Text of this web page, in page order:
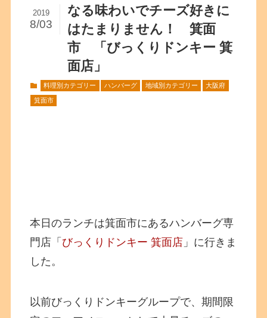
なる味わいでチーズ好きに
はたまりません！ 箕面
市 「びっくりドンキー 箕
面店」
2019
8/03
料理別カテゴリー ハンバーグ 地域別カテゴリー 大阪府
箕面市
本日のランチは箕面市にあるハンバーグ専
門店「 びっくりドンキー 箕面店 」に行きま
した。
以前びっくりドンキーグループで、期間限